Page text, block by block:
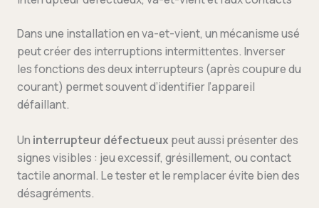
Dans une installation en va-et-vient, un mécanisme usé
peut créer des interruptions intermittentes. Inverser
les fonctions des deux interrupteurs (après coupure du
courant) permet souvent d’identifier l’appareil
défaillant.
Un interrupteur défectueux peut aussi présenter des
signes visibles : jeu excessif, grésillement, ou contact
tactile anormal. Le tester et le remplacer évite bien des
désagréments.